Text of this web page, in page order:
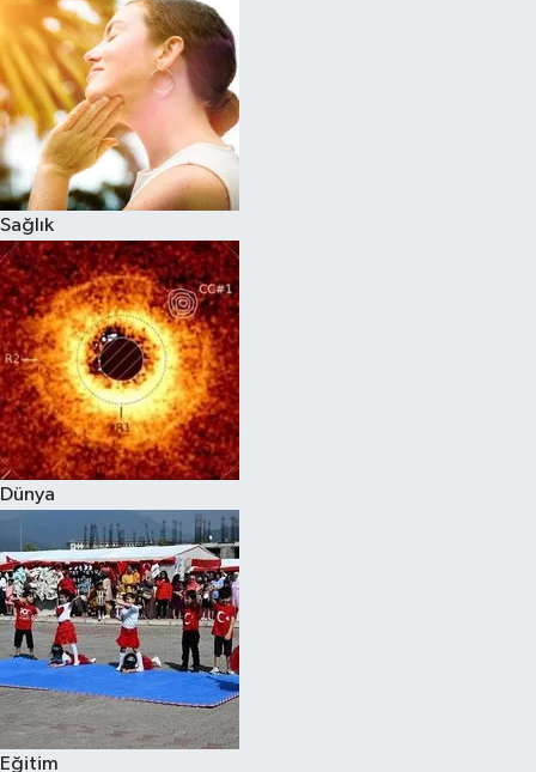
Sağlık
Dünya
Eğitim